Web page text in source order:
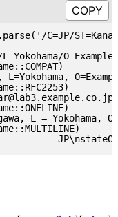
C=JP/
L=Yokohama,
L = Yokohama,